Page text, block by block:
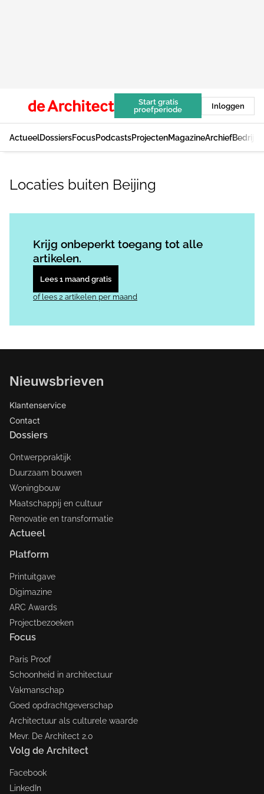
Start gratis
proefperiode
Inloggen
ActueelDossiersFocusPodcastsProjectenMagazineArchief
Locaties buiten Beijing
Krijg onbeperkt toegang tot alle
artikelen.
Lees 1 maand gratis
of lees 2 artikelen per maand
Nieuwsbrieven
Klantenservice
Contact
Dossiers
Ontwerppraktijk
Duurzaam bouwen
Woningbouw
Maatschappij en cultuur
Renovatie en transformatie
Actueel
Platform
Printuitgave
Digimazine
ARC Awards
Projectbezoeken
Focus
Paris Proof
Schoonheid in architectuur
Vakmanschap
Goed opdrachtgeverschap
Architectuur als culturele waarde
Mevr. De Architect 2.0
Volg de Architect
Facebook
LinkedIn